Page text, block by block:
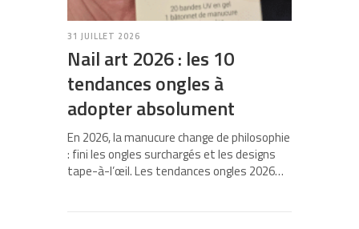
31 JUILLET 2026
Nail art 2026 : les 10
tendances ongles à
adopter absolument
En 2026, la manucure change de philosophie
: fini les ongles surchargés et les designs
tape-à-l’œil. Les tendances ongles 2026…